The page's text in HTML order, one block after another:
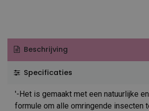
Beschrijving
Specificaties
'-Het is gemaakt met een natuurlijke
formule om alle omringende insecten